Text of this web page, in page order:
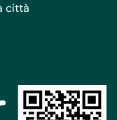
città